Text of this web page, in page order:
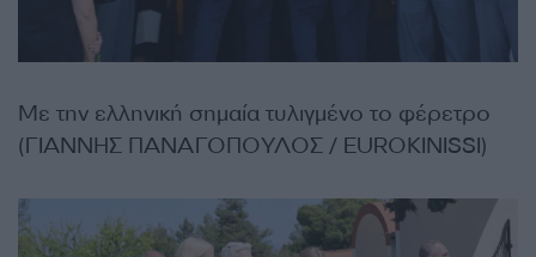
Με την ελληνική σημαία τυλιγμένο το φέρετρο
(ΓΙΑΝΝΗΣ ΠΑΝΑΓΟΠΟΥΛΟΣ / EUROKINISSI)